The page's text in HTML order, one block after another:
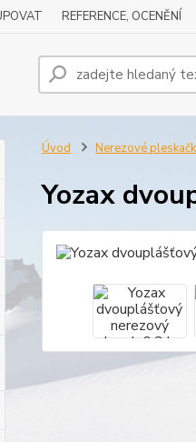
REFERENCE, OCENĚNÍ
Úvod Nerezové
Yozax